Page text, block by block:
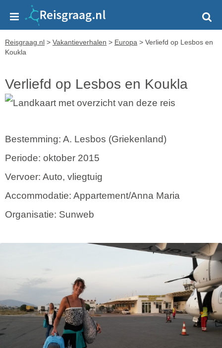
Reisgraag.nl > Vakantieverhalen > Europa > Verliefd op Lesbos en
Koukla
Verliefd op Lesbos en Koukla
Bestemming: A. Lesbos (Griekenland)
Periode: oktober 2015
Vervoer: Auto, vliegtuig
Accommodatie: Appartement/Anna Maria
Organisatie: Sunweb